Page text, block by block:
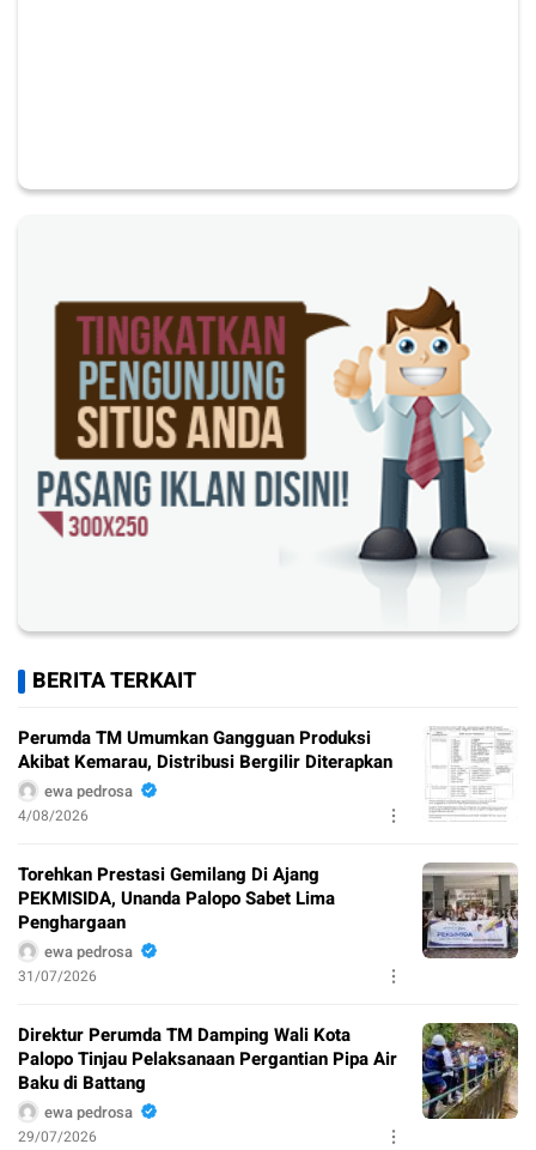
BERITA TERKAIT
Perumda TM Umumkan Gangguan Produksi
Akibat Kemarau, Distribusi Bergilir Diterapkan
ewa pedrosa
4/08/2026
Torehkan Prestasi Gemilang Di Ajang
PEKMISIDA, Unanda Palopo Sabet Lima
Penghargaan
ewa pedrosa
31/07/2026
Direktur Perumda TM Damping Wali Kota
Palopo Tinjau Pelaksanaan Pergantian Pipa Air
Baku di Battang
ewa pedrosa
29/07/2026